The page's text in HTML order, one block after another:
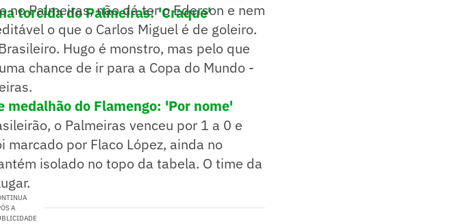
torcida do Palmeiras: 'Craque'
no Palmeiras, não dá ter o Ederson e nem
o que o Carlos Miguel é de goleiro.
Hugo é monstro, mas pelo que
chance de ir para a Copa do Mundo -
do Flamengo: 'Por nome'
o Palmeiras venceu por 1 a 0 e
marcado por Flaco López, ainda no
isolado no topo da tabela. O time da
A